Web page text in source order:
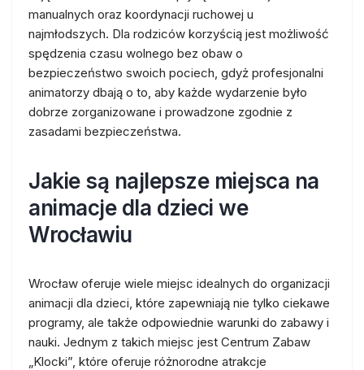
manualnych oraz koordynacji ruchowej u
najmłodszych. Dla rodziców korzyścią jest możliwość
spędzenia czasu wolnego bez obaw o
bezpieczeństwo swoich pociech, gdyż profesjonalni
animatorzy dbają o to, aby każde wydarzenie było
dobrze zorganizowane i prowadzone zgodnie z
zasadami bezpieczeństwa.
Jakie są najlepsze miejsca na
animacje dla dzieci we
Wrocławiu
Wrocław oferuje wiele miejsc idealnych do organizacji
animacji dla dzieci, które zapewniają nie tylko ciekawe
programy, ale także odpowiednie warunki do zabawy i
nauki. Jednym z takich miejsc jest Centrum Zabaw
„Klocki”, które oferuje różnorodne atrakcje